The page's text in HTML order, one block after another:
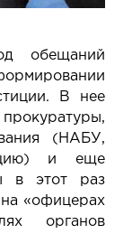
обещаний
В нее
(НАБУ,
и еще
в этот раз
«офицерах
органов